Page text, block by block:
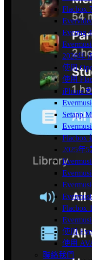
Flacbox
Evertag
2026年
使用
使用
iPhone
Setapp
Flacbox
2025年
Flacbox
使用
使用
聯絡我們